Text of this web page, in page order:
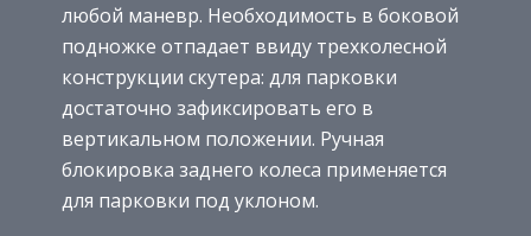
любой маневр. Необходимость в боковой
подножке отпадает ввиду трехколесной
конструкции скутера: для парковки
достаточно зафиксировать его в
вертикальном положении. Ручная
блокировка заднего колеса применяется
для парковки под уклоном.